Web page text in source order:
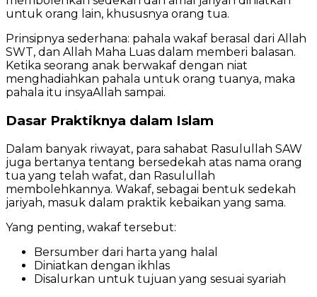
untuk orang lain, khususnya orang tua.
Prinsipnya sederhana: pahala wakaf berasal dari Allah
SWT, dan Allah Maha Luas dalam memberi balasan.
Ketika seorang anak berwakaf dengan niat
menghadiahkan pahala untuk orang tuanya, maka
pahala itu insyaAllah sampai.
Dasar Praktiknya dalam Islam
Dalam banyak riwayat, para sahabat Rasulullah SAW
juga bertanya tentang bersedekah atas nama orang
tua yang telah wafat, dan Rasulullah
membolehkannya. Wakaf, sebagai bentuk sedekah
jariyah, masuk dalam praktik kebaikan yang sama.
Yang penting, wakaf tersebut:
Bersumber dari harta yang halal
Diniatkan dengan ikhlas
Disalurkan untuk tujuan yang sesuai syariah